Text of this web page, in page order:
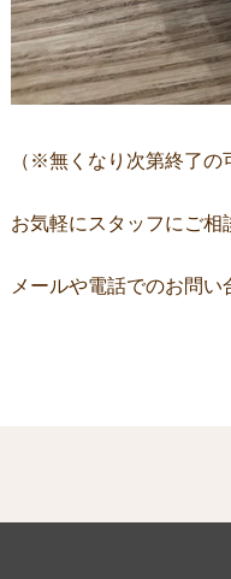
（※無くなり次第終了の
お気軽にスタッフにご相
メールや電話でのお問